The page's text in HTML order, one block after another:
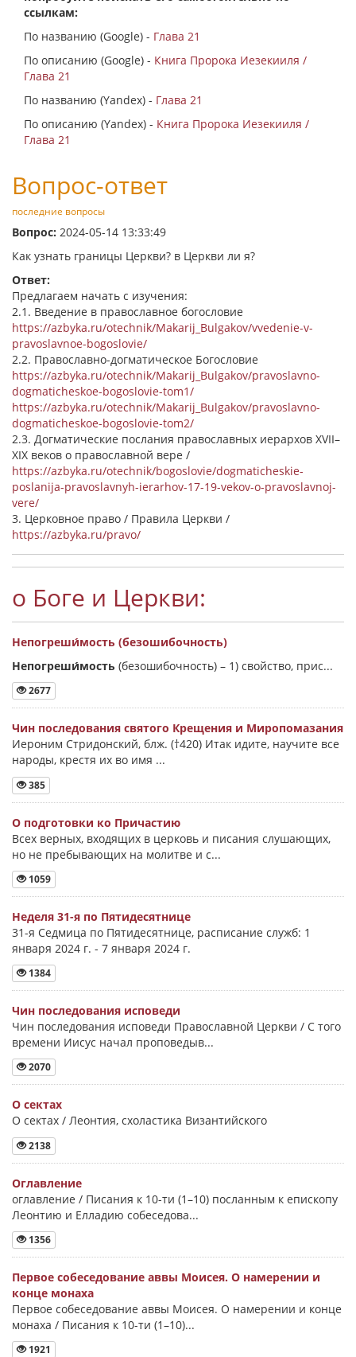
ссылкам:
По названию (Google) - Глава 21
По описанию (Google) - Книга Пророка Иезекииля /
Глава 21
По названию (Yandex) - Глава 21
По описанию (Yandex) - Книга Пророка Иезекииля /
Глава 21
Вопрос-ответ
последние вопросы
Вопрос: 2024-05-14 13:33:49
Как узнать границы Церкви? в Церкви ли я?
Ответ:
Предлагаем начать с изучения:
2.1. Введение в православное богословие
https://azbyka.ru/otechnik/Makarij_Bulgakov/vvedenie-v-
pravoslavnoe-bogoslovie/
2.2. Православно-догматическое Богословие
https://azbyka.ru/otechnik/Makarij_Bulgakov/pravoslavno-
dogmaticheskoe-bogoslovie-tom1/
https://azbyka.ru/otechnik/Makarij_Bulgakov/pravoslavno-
dogmaticheskoe-bogoslovie-tom2/
2.3. Догматические послания православных иерархов XVII–
XIX веков о православной вере /
https://azbyka.ru/otechnik/bogoslovie/dogmaticheskie-
poslanija-pravoslavnyh-ierarhov-17-19-vekov-o-pravoslavnoj-
vere/
3. Церковное право / Правила Церкви /
https://azbyka.ru/pravo/
о Боге и Церкви:
Непогреши́мость (безошибочность)
Непогреши́мость (безошибочность) – 1) свойство, прис...
2677
Чин последования святого Крещения и Миропомазания
Иероним Стридонский, блж. (†420) Итак идите, научите все
народы, крестя их во имя ...
385
О подготовки ко Причастию
Всех верных, входящих в церковь и писания слушающих,
но не пребывающих на молитве и с...
1059
Неделя 31-я по Пятидесятнице
31-я Седмица по Пятидесятнице, расписание служб: 1
января 2024 г. - 7 января 2024 г.
1384
Чин последования исповеди
Чин последования исповеди Православной Церкви / С того
времени Иисус начал проповедыв...
2070
О сектах
О сектах / Леонтия, схоластика Византийского
2138
Оглавление
оглавление / Писания к 10-ти (1–10) посланным к епископу
Леонтию и Елладию собеседова...
1356
Первое собеседование аввы Моисея. О намерении и
конце монаха
Первое собеседование аввы Моисея. О намерении и конце
монаха / Писания к 10-ти (1–10)...
1921